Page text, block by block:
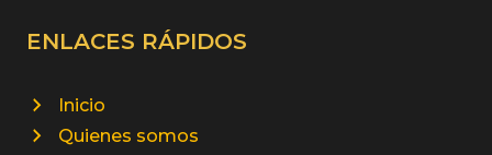
ENLACES RÁPIDOS
Inicio
Quienes somos